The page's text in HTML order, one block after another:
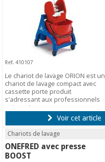
Ref. 410107
Le chariot de lavage ORION est un
chariot de lavage compact avec
cassette porte produit
s'adressant aux professionnels
exigeants.
Voir cet article
Chariots de lavage
ONEFRED avec presse
BOOST